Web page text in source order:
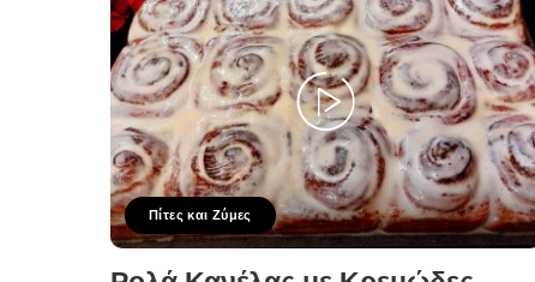
Πίτες και Ζύμες